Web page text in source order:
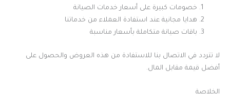
خصومات كبيرة على أسعار خدمات الصيانة
هدايا مجانية عند استفادة العملاء من خدماتنا
باقات صيانة متكاملة بأسعار مناسبة
لا تتردد في الاتصال بنا للاستفادة من هذه العروض والحصول على
أفضل قيمة مقابل المال.
الخلاصة